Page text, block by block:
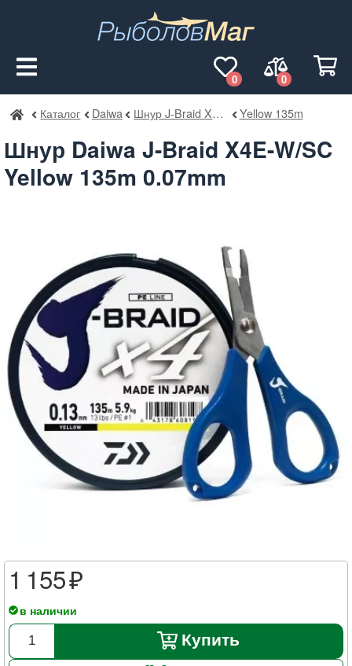
0
0
РыболовМаг
Каталог Daiwa Шнур J-Braid X4E-W/SC Yellow 135m
Шнур Daiwa J-Braid X4E-W/SC
Yellow 135m 0.07mm
1 155
в наличии
Купить